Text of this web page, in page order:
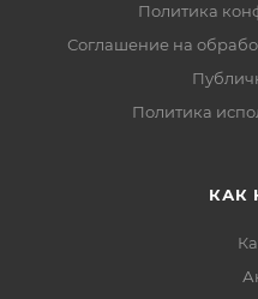
Политика
Соглашение на
Политика
КАК